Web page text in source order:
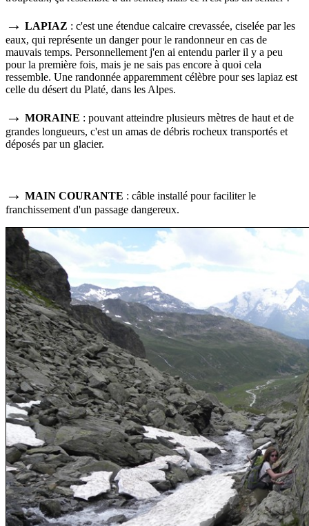
→ LAPIAZ : c'est une étendue calcaire crevassée, ciselée par les
eaux, qui représente un danger pour le randonneur en cas de
mauvais temps. Personnellement j'en ai entendu parler il y a peu
pour la première fois, mais je ne sais pas encore à quoi cela
ressemble. Une randonnée apparemment célèbre pour ses lapiaz est
celle du désert du Platé, dans les Alpes.
→ MORAINE : pouvant atteindre plusieurs mètres de haut et de
grandes longueurs, c'est un amas de débris rocheux transportés et
déposés par un glacier.
→ MAIN COURANTE : câble installé pour faciliter le
franchissement d'un passage dangereux.